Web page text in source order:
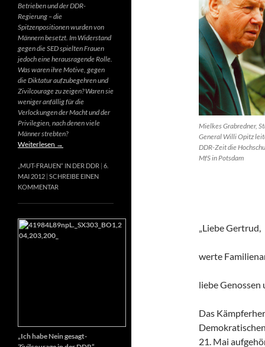
Mielkes Grabredner,
General Willi Opitz
DDR-Zeit die
MfS in Potsdam
„Liebe Gertrud,
werte
liebe Genossen
Das
21. Mai
Betrieben und der DDR-
Regierung – die
Spitzenpositionen wurden von
Männern besetzt. Im Widerstand
gegen die SED spielten Frauen
jedoch eine herausragende Rolle.
Was waren ihre Motive, gegen
die Diktatur aufzubegehren und
Zivilcourage zu zeigen? Waren sie
weniger anfällig für die
Verlockungen der Macht und der
Privilegien, nach denen viele
Männer strebten?
Weiterlesen →
„MUT-FRAUEN“ IN DER DDR 6.
MAI 2012 SCHREIBE EINEN
KOMMENTAR
„Ich habe Nein gesagt-